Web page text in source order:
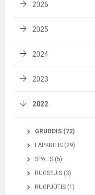
2026
2025
2024
2023
2022
GRUODIS (72)
LAPKRITIS (29)
SPALIS (5)
RUGSĖJIS (3)
RUGPJŪTIS (1)